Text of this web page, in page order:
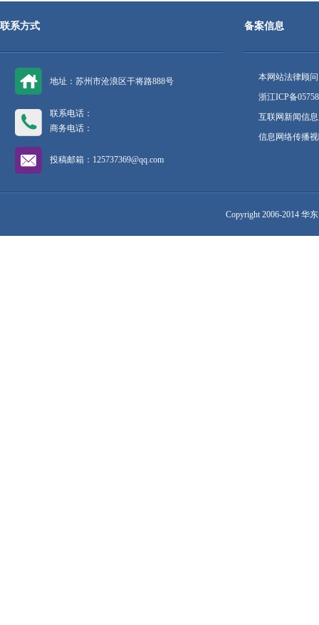
联系方式
地址：苏州市沧浪区干将路888号
联系电话：
商务电话：
投稿邮箱：125737369@qq.com
备案信息
本网站法律顾
浙江ICP备
互联网新闻信
信息网络传播
Copyright 2006-2014 华